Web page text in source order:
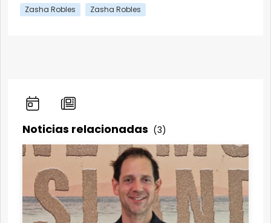
Zasha Robles
Zasha Robles
Noticias relacionadas (3)